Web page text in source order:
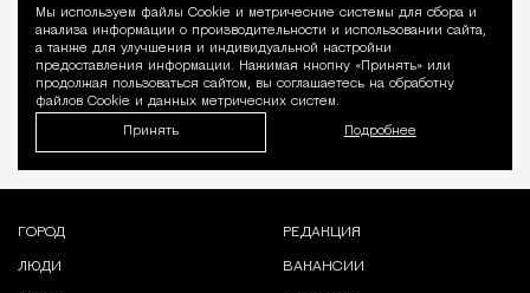
Уведомление
Мы используем файлы Сookie и метрические системы для сбора и
анализа информации о производительности и использовании сайта,
а также для улучшения и индивидуальной настройки
предоставления информации. Нажимая кнопку «Принять» или
продолжая пользоваться сайтом, вы соглашаетесь на обработку
файлов Cookie и данных метрических систем.
Принять Подробнее
ГОРОД
ЛЮДИ
РЕДАКЦИЯ
ВАКАНСИИ